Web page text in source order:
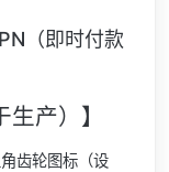
（即时付款
产）】
齿轮图标（设